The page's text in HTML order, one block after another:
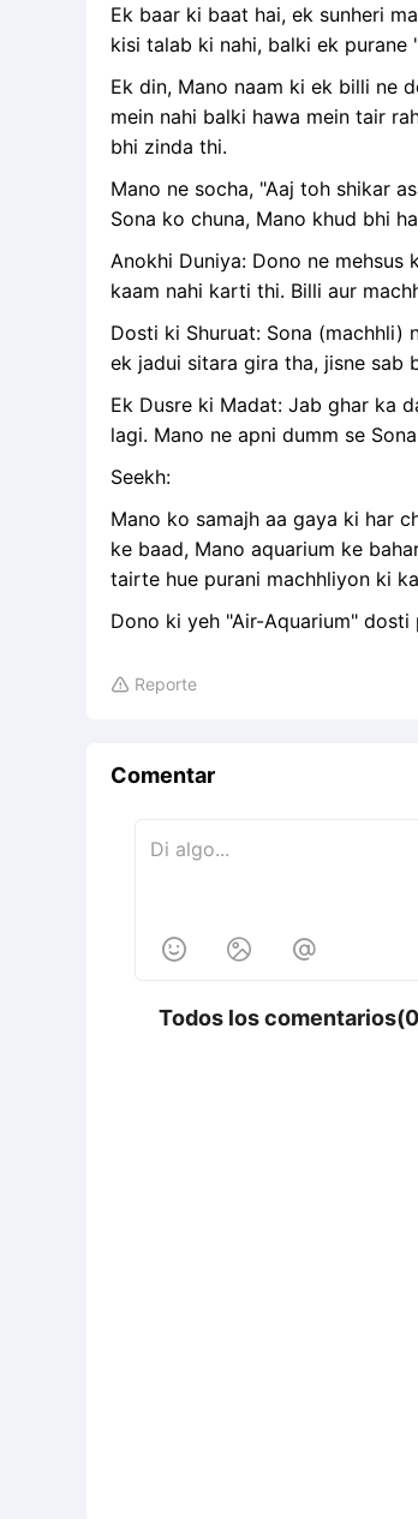
Ek baar ki baat hai, ek sunheri
kisi talab ki nahi, balki ek purane
Ek din, Mano naam ki ek billi ne
mein nahi balki hawa mein tair
bhi zinda thi.
Mano ne socha, "Aaj toh shikar
Sona ko chuna, Mano khud bhi
Anokhi Duniya: Dono ne
kaam nahi karti thi. Billi aur
Dosti ki Shuruat: Sona (machhli)
ek jadui sitara gira tha, jisne sab
Ek Dusre ki Madat: Jab ghar ka
lagi. Mano ne apni dumm se
Seekh:
Mano ko samajh aa gaya ki har
ke baad, Mano aquarium ke
tairte hue purani machhliyon ki
Dono ki yeh "Air-Aquarium"
 Reporte
Comentar
  
Todos los